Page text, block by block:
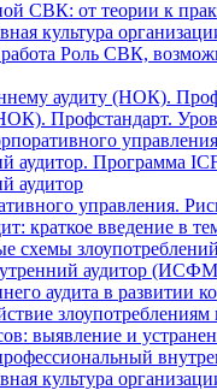
СВК: от теории к
культура
работа Роль СВК,
аудиту (НОК).
Профстандарт.
аудитор. Программа
аудитор
управления.
краткое введение в
схемы
аудитор
аудита в развитии
злоупотреблениям
выявление и
культура